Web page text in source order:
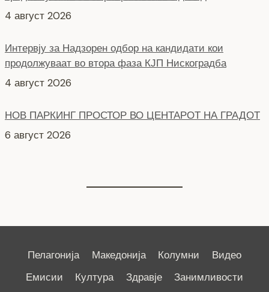
продолжуваат во втора фаза КЈП Нискоградба
4 август 2026
Пелагонија Македонија Колумни
Видео
Емисии
Култура Здравје
Занимливости